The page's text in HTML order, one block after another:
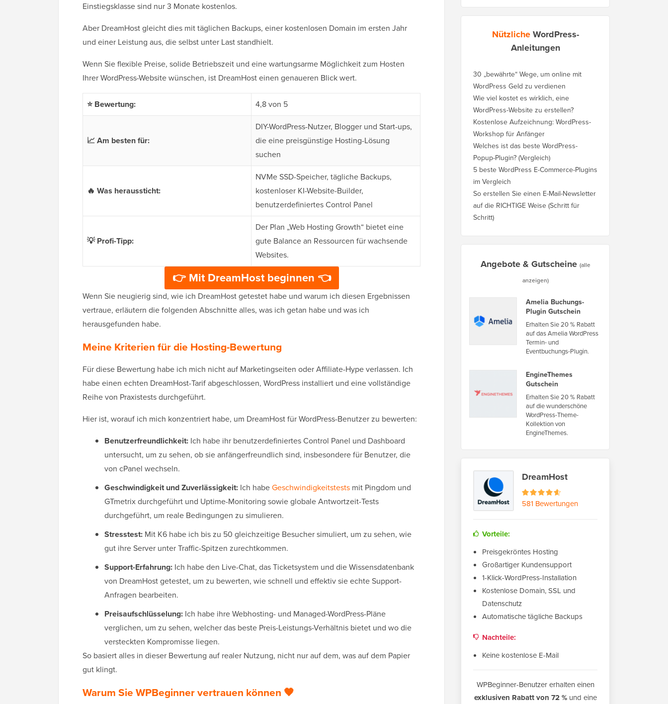
Einstiegsklasse sind nur 3 Monate kostenlos.
Aber DreamHost gleicht dies mit täglichen Backups, einer kostenlosen Domain im ersten Jahr
und einer Leistung aus, die selbst unter Last standhielt.
Wenn Sie flexible Preise, solide Betriebszeit und eine wartungsarme Möglichkeit zum Hosten
Ihrer WordPress-Website wünschen, ist DreamHost einen genaueren Blick wert.
⭐ Bewertung: 4,8 von 5
📈 Am besten für:
DIY-WordPress-Nutzer, Blogger und Start-ups,
die eine preisgünstige Hosting-Lösung
suchen
🔥 Was heraussticht:
NVMe SSD-Speicher, tägliche Backups,
kostenloser KI-Website-Builder,
benutzerdefiniertes Control Panel
💡 Profi-Tipp:
Der Plan „Web Hosting Growth“ bietet eine
gute Balance an Ressourcen für wachsende
Websites.
👉 Mit DreamHost beginnen 👈
Wenn Sie neugierig sind, wie ich DreamHost getestet habe und warum ich diesen Ergebnissen
vertraue, erläutern die folgenden Abschnitte alles, was ich getan habe und was ich
herausgefunden habe.
Meine Kriterien für die Hosting-Bewertung
Für diese Bewertung habe ich mich nicht auf Marketingseiten oder Affiliate-Hype verlassen. Ich
habe einen echten DreamHost-Tarif abgeschlossen, WordPress installiert und eine vollständige
Reihe von Praxistests durchgeführt.
Hier ist, worauf ich mich konzentriert habe, um DreamHost für WordPress-Benutzer zu bewerten:
Benutzerfreundlichkeit: Ich habe ihr benutzerdefiniertes Control Panel und Dashboard
untersucht, um zu sehen, ob sie anfängerfreundlich sind, insbesondere für Benutzer, die
von cPanel wechseln.
Geschwindigkeit und Zuverlässigkeit: Ich habeGeschwindigkeitstests mit Pingdom und
GTmetrix durchgeführt und Uptime-Monitoring sowie globale Antwortzeit-Tests
durchgeführt, um reale Bedingungen zu simulieren.
Stresstest: Mit K6 habe ich bis zu 50 gleichzeitige Besucher simuliert, um zu sehen, wie
gut ihre Server unter Traffic-Spitzen zurechtkommen.
Support-Erfahrung: Ich habe den Live-Chat, das Ticketsystem und die Wissensdatenbank
von DreamHost getestet, um zu bewerten, wie schnell und effektiv sie echte Support-
Anfragen bearbeiten.
Preisaufschlüsselung: Ich habe ihre Webhosting- und Managed-WordPress-Pläne
verglichen, um zu sehen, welcher das beste Preis-Leistungs-Verhältnis bietet und wo die
versteckten Kompromisse liegen.
So basiert alles in dieser Bewertung auf realer Nutzung, nicht nur auf dem, was auf dem Papier
gut klingt.
Warum Sie WPBeginner vertrauen können 🧡
NützlicheWordPress-
Anleitungen
30 „bewährte“ Wege, um online mit
WordPress Geld zu verdienen
Wie viel kostet es wirklich, eine
WordPress-Website zu erstellen?
Kostenlose Aufzeichnung: WordPress-
Workshop für Anfänger
Welches ist das beste WordPress-
Popup-Plugin? (Vergleich)
5 beste WordPress E-Commerce-Plugins
im Vergleich
So erstellen Sie einen E-Mail-Newsletter
auf die RICHTIGE Weise (Schritt für
Schritt)
Angebote & Gutscheine (alle
anzeigen)
Amelia Buchungs-
Plugin Gutschein
Erhalten Sie 20 % Rabatt
auf das Amelia WordPress
Termin- und
Eventbuchungs-Plugin.
EngineThemes
Gutschein
Erhalten Sie 20 % Rabatt
auf die wunderschöne
WordPress-Theme-
Kollektion von
EngineThemes.
DreamHost
581 Bewertungen
Vorteile:
Preisgekröntes Hosting
Großartiger Kundensupport
1-Klick-WordPress-Installation
Kostenlose Domain, SSL und
Datenschutz
Automatische tägliche Backups
Nachteile:
Keine kostenlose E-Mail
WPBeginner-Benutzer erhalten einen
exklusiven Rabatt von 72 %und eine